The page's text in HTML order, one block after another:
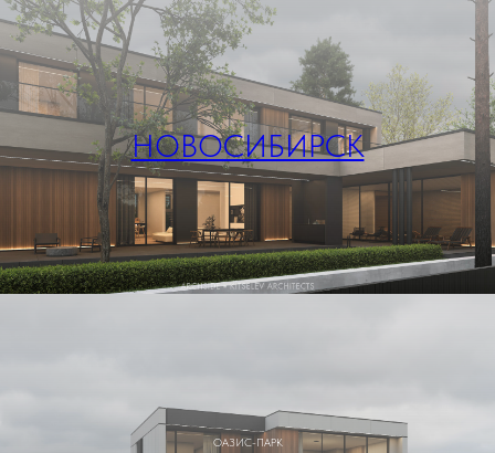
НОВОСИБИРСК
ОАЗИС-ПАРК